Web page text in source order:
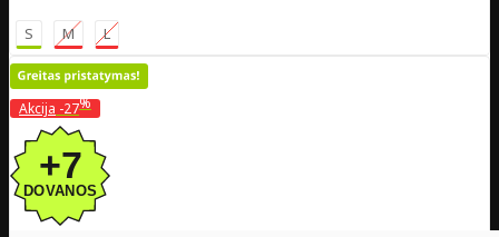
S M L
Akcija -27%